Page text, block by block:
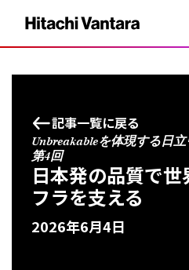
記事一覧に戻る
Unbreakableを体現する日立
第4回
日本発の品質で
フラを支える
2026年6月4日